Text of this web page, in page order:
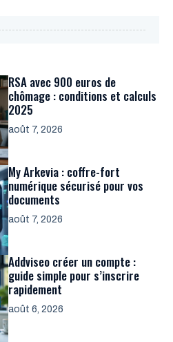
RSA avec 900 euros de
chômage : conditions et calculs
2025
août 7, 2026
My Arkevia : coffre-fort
numérique sécurisé pour vos
documents
août 7, 2026
Addviseo créer un compte :
guide simple pour s’inscrire
rapidement
août 6, 2026